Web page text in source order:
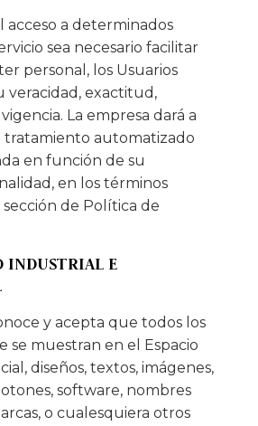
acceso a determinados
sea necesario facilitar
personal, los Usuarios
veracidad, exactitud,
La empresa dará a
tratamiento automatizado
en función de su
en los términos
de Política de
INDUSTRIAL E
y acepta que todos los
se muestran en el Espacio
diseños, textos, imágenes,
software, nombres
o cualesquiera otros